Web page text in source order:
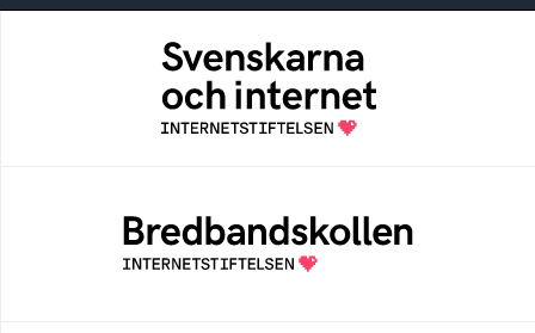
Svenskarna och internet
En årlig studie av svenska folkets
internetvanor
Bredbandskollen är ett oberoende
konsumentverktyg som drivs av
Internetstiftelsen